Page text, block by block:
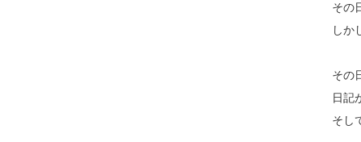
その
しか
その
日記
そし